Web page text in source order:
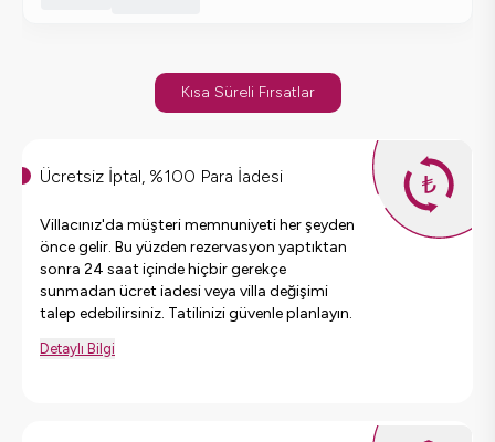
Kısa Süreli Fırsatlar
Ücretsiz İptal, %100 Para İadesi
Villacınız'da müşteri memnuniyeti her şeyden
önce gelir. Bu yüzden rezervasyon yaptıktan
sonra 24 saat içinde hiçbir gerekçe
sunmadan ücret iadesi veya villa değişimi
talep edebilirsiniz. Tatilinizi güvenle planlayın.
Detaylı Bilgi